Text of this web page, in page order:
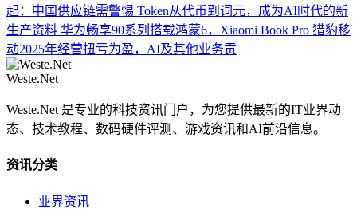
起：中国供应链需警惕 Token从代币到词元，成为AI时代的新
生产资料 华为畅享90系列搭载鸿蒙6，Xiaomi Book Pro 猎豹移
动2025年经营扭亏为盈，AI及其他业务贡
Weste.Net
Weste.Net 是专业的科技资讯门户，为您提供最新的IT业界动
态、技术教程、数码硬件评测、游戏资讯和AI前沿信息。
资讯分类
业界资讯